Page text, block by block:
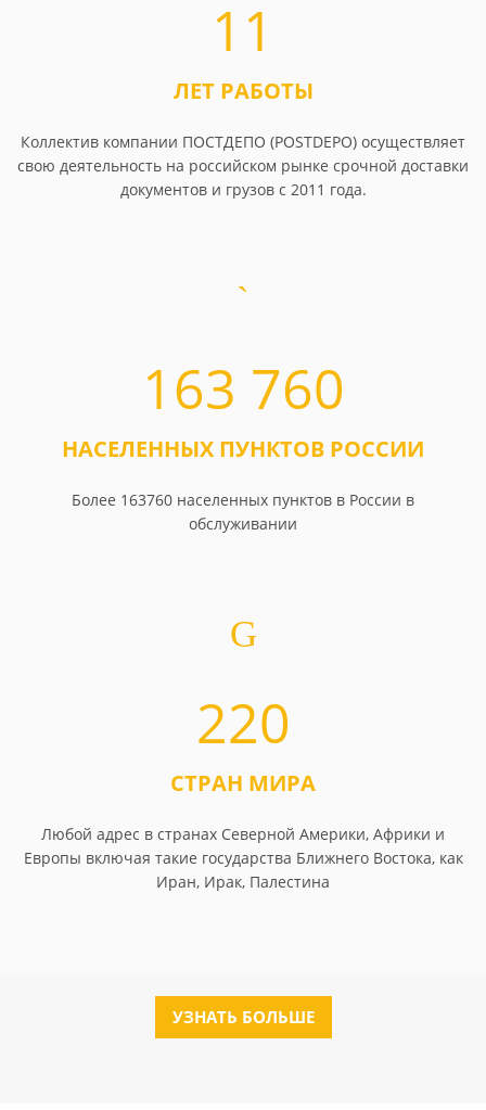
11
ЛЕТ РАБОТЫ
Коллектив компании ПОСТДЕПО (POSTDEPO) осуществляет
свою деятельность на российском рынке срочной доставки
документов и грузов с 2011 года.
163 760
НАСЕЛЕННЫХ ПУНКТОВ РОССИИ
Более 163760 населенных пунктов в России в
обслуживании
220
СТРАН МИРА
Любой адрес в странах Северной Америки, Африки и
Европы включая такие государства Ближнего Востока, как
Иран, Ирак, Палестина
УЗНАТЬ БОЛЬШЕ